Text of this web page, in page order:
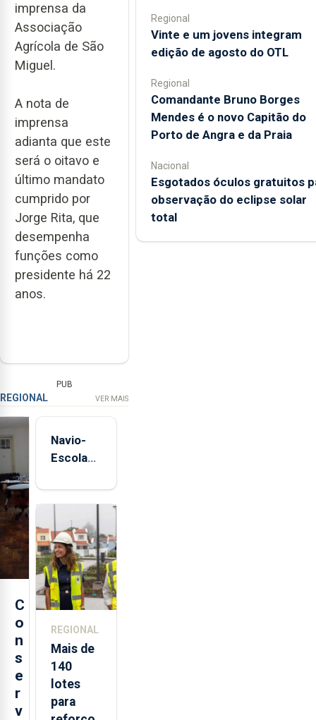
imprensa da
Associação
Agrícola de São
Miguel.
A nota de
imprensa
adianta que este
será o oitavo e
último mandato
cumprido por
Jorge Rita, que
desempenha
funções como
presidente há 22
anos.
PUB
REGIONAL VER MAIS
C
o
n
s
e
r
v
Navio-
Escola
está de
aos
Açores
REGIONAL
Mais de
140
lotes
para
Regional
Vinte e um jovens integram
edição de agosto do OTL
Regional
Comandante Bruno Borges
Mendes é o novo Capitão do
Porto de Angra e da Praia
Nacional
Esgotados óculos gratuitos
observação do eclipse solar
total